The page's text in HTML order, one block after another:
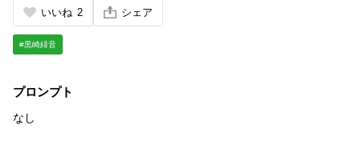
いいね 2 シェア
#黒崎緋音
プロンプト
なし